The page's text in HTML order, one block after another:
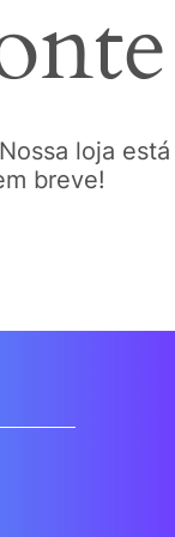
loja está
breve!